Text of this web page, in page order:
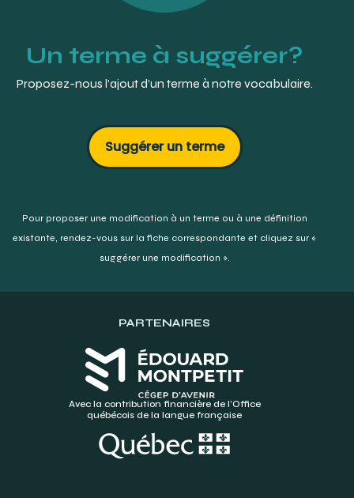
Un terme à suggérer?
Proposez-nous l’ajout d’un terme à notre vocabulaire.
Suggérer un terme
Pour proposer une modification à un terme ou à une définition
existante, rendez-vous sur la fiche correspondante et cliquez sur «
suggérer une modification ».
PARTENAIRES
Avec la contribution financière de l’Office
québécois de la langue française